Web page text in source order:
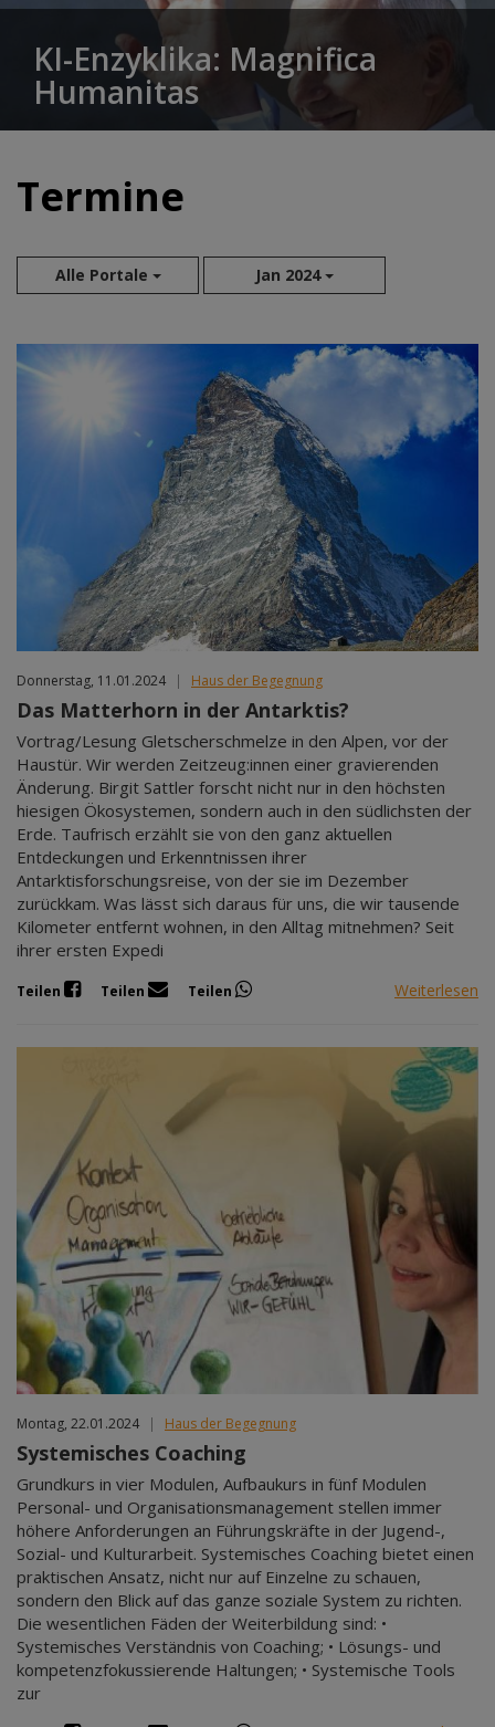
KI-Enzyklika: Magnifica
Humanitas
Termine
Alle Portale Jan 2024
Aug 2026
Sep 2026
Okt 2026
Nov 2026
Dez 2026
Jan 2027
Feb 2027
Mär 2027
Apr 2027
Mai 2027
Jun 2027
Donnerstag, 11.01.2024 | Haus der Begegnung
Das Matterhorn in der Antarktis?
Vortrag/Lesung Gletscherschmelze in den Alpen, vor der
Haustür. Wir werden Zeitzeug:innen einer gravierenden
Änderung. Birgit Sattler forscht nicht nur in den höchsten
hiesigen Ökosystemen, sondern auch in den südlichsten der
Erde. Taufrisch erzählt sie von den ganz aktuellen
Entdeckungen und Erkenntnissen ihrer
Antarktisforschungsreise, von der sie im Dezember
zurückkam. Was lässt sich daraus für uns, die wir tausende
Kilometer entfernt wohnen, in den Alltag mitnehmen? Seit
ihrer ersten Expedi
Teilen Teilen Teilen Weiterlesen
Montag, 22.01.2024 | Haus der Begegnung
Systemisches Coaching
Grundkurs in vier Modulen, Aufbaukurs in fünf Modulen
Personal- und Organisationsmanagement stellen immer
höhere Anforderungen an Führungskräfte in der Jugend-,
Sozial- und Kulturarbeit. Systemisches Coaching bietet einen
praktischen Ansatz, nicht nur auf Einzelne zu schauen,
sondern den Blick auf das ganze soziale System zu richten.
Die wesentlichen Fäden der Weiterbildung sind: •
Systemisches Verständnis von Coaching; • Lösungs- und
kompetenzfokussierende Haltungen; • Systemische Tools
zur